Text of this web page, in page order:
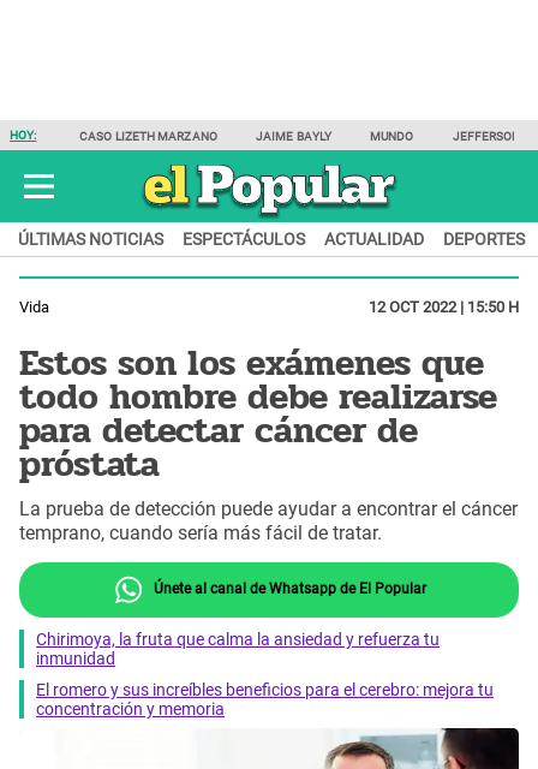
HOY: CASO LIZETH MARZANO JAIME BAYLY MUNDO JEFFERSON
ÚLTIMAS NOTICIAS ESPECTÁCULOS ACTUALIDAD DEPORTES
Vida 12 OCT 2022 | 15:50 H
Estos son los exámenes que
todo hombre debe realizarse
para detectar cáncer de
próstata
La prueba de detección puede ayudar a encontrar el cáncer
temprano, cuando sería más fácil de tratar.
Únete al canal de Whatsapp de El Popular
Chirimoya, la fruta que calma la ansiedad y refuerza tu
inmunidad
El romero y sus increíbles beneficios para el cerebro: mejora tu
concentración y memoria